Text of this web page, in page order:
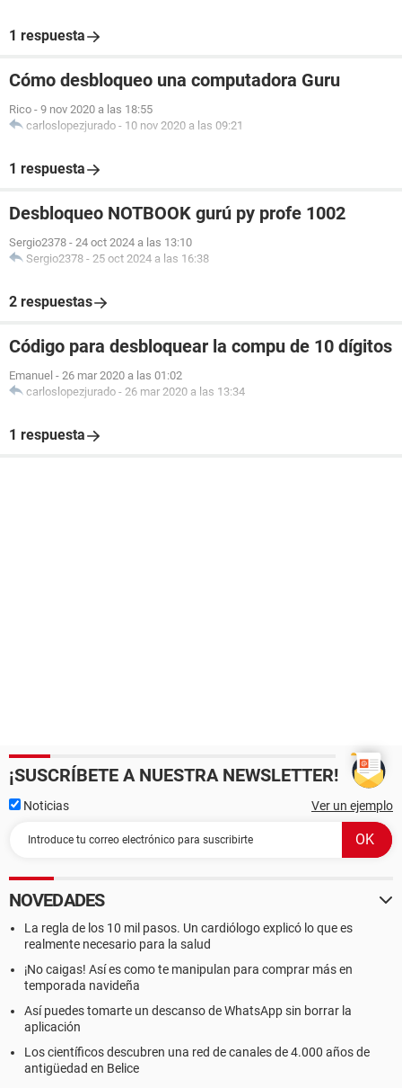
1 respuesta
Cómo desbloqueo una computadora Guru
Rico - 9 nov 2020 a las 18:55
carloslopezjurado - 10 nov 2020 a las 09:21
1 respuesta
Desbloqueo NOTBOOK gurú py profe 1002
Sergio2378 - 24 oct 2024 a las 13:10
Sergio2378 - 25 oct 2024 a las 16:38
2 respuestas
Código para desbloquear la compu de 10 dígitos
Emanuel - 26 mar 2020 a las 01:02
carloslopezjurado - 26 mar 2020 a las 13:34
1 respuesta
¡SUSCRÍBETE A NUESTRA NEWSLETTER!
Noticias Ver un ejemplo
NOVEDADES
La regla de los 10 mil pasos. Un cardiólogo explicó lo que es
realmente necesario para la salud
¡No caigas! Así es como te manipulan para comprar más en
temporada navideña
Así puedes tomarte un descanso de WhatsApp sin borrar la
aplicación
Los científicos descubren una red de canales de 4.000 años de
antigüedad en Belice